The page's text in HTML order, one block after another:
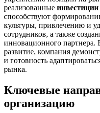
реализованные
способствуют
культуры, привлечению и
сотрудников, а также
инновационного партнера.
развитие, компания
и готовность
рынка.
Ключевые
организацию